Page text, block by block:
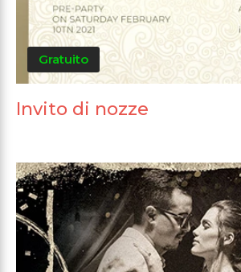
Gratuito
Invito di nozze